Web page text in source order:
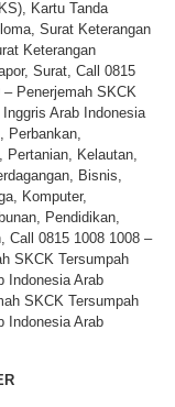
Kartu Tanda
Surat Keterangan
Keterangan
Surat, Call 0815
– Penerjemah SKCK
Arab Indonesia
Perbankan,
Pertanian, Kelautan,
Bisnis,
Komputer,
Pendidikan,
Call 0815 1008 1008 –
SKCK Tersumpah
Indonesia Arab
SKCK Tersumpah
Indonesia Arab